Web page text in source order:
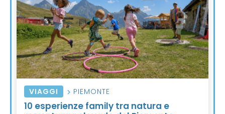
VIAGGI PIEMONTE
10 esperienze family tra natura e